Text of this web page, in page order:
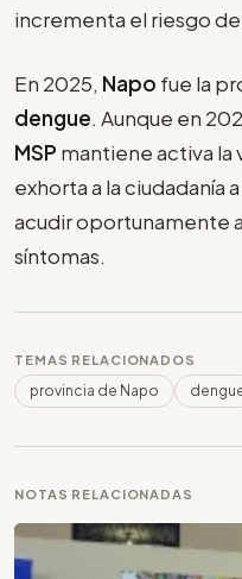
incrementa el riesgo
En 2025, Napo fue la
dengue. Aunque en
MSP mantiene activa
exhorta a la ciudadanía
acudir oportunamente
síntomas.
TEMAS RELACIONADOS
provincia de Napo
NOTAS RELACIONADAS